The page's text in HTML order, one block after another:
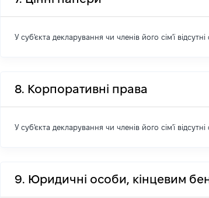
У суб'єкта декларування чи членів його сім'ї
8. Корпоративні права
У суб'єкта декларування чи членів його сім'ї
9. Юридичні особи, кінцевим